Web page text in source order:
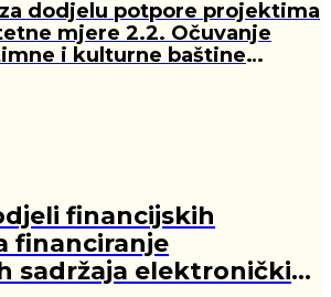
dodjelu potpore projektima
mjere 2.2. Očuvanje
i kulturne baštine
FLAG-a „Lanterna“ iz LRSR
a „Lanterna”
financijskih
financiranje
sadržaja elektroničkih